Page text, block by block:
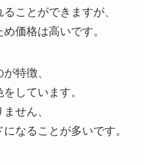
ことができますが、
価格は高いです。
特徴、
しています。
せん、
なることが多いです。